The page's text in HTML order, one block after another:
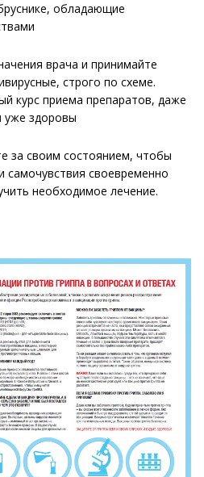
обладающие
врача и принимайте
строго по схеме.
курс приема препаратов, даже
уже здоровы
своим состоянием, чтобы
своевременно
необходимое лечение.